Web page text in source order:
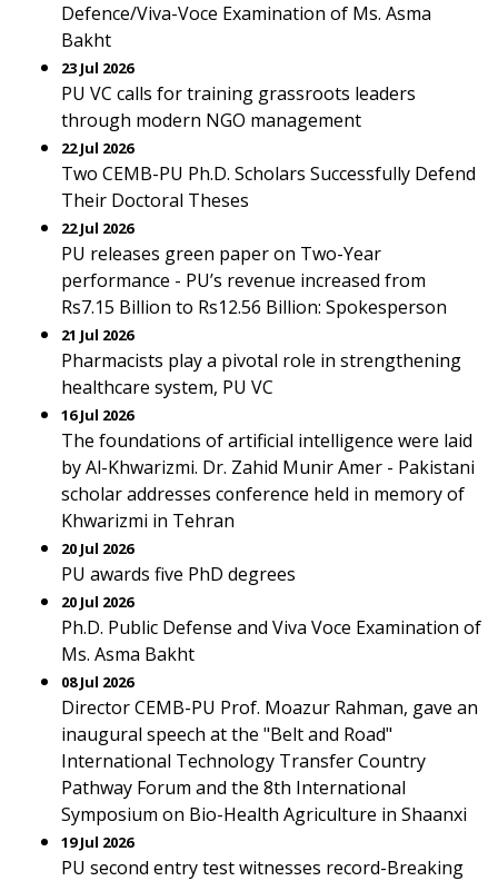
Defence/Viva-Voce Examination of Ms. Asma
Bakht
23 Jul 2026
PU VC calls for training grassroots leaders
through modern NGO management
22 Jul 2026
Two CEMB-PU Ph.D. Scholars Successfully Defend
Their Doctoral Theses
22 Jul 2026
PU releases green paper on Two-Year
performance - PU’s revenue increased from
Rs7.15 Billion to Rs12.56 Billion: Spokesperson
21 Jul 2026
Pharmacists play a pivotal role in strengthening
healthcare system, PU VC
16 Jul 2026
The foundations of artificial intelligence were laid
by Al-Khwarizmi. Dr. Zahid Munir Amer - Pakistani
scholar addresses conference held in memory of
Khwarizmi in Tehran
20 Jul 2026
PU awards five PhD degrees
20 Jul 2026
Ph.D. Public Defense and Viva Voce Examination of
Ms. Asma Bakht
08 Jul 2026
Director CEMB-PU Prof. Moazur Rahman, gave an
inaugural speech at the "Belt and Road"
International Technology Transfer Country
Pathway Forum and the 8th International
Symposium on Bio-Health Agriculture in Shaanxi
19 Jul 2026
PU second entry test witnesses record-Breaking